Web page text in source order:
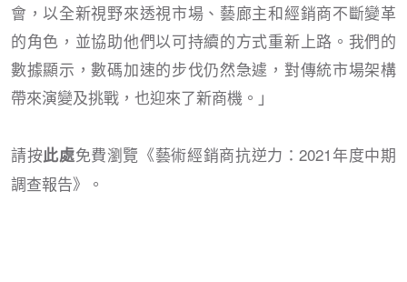
會，以全新視野來透視市場、藝廊主和經銷商不斷變革
的角色，並協助他們以可持續的方式重新上路。我們的
數據顯示，數碼加速的步伐仍然急遽，對傳統市場架構
帶來演變及挑戰，也迎來了新商機。」
請按此處免費瀏覽《藝術經銷商抗逆力：2021年度中期
調查報告》。